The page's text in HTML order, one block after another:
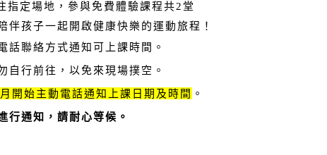
定場地，參與免費體驗課程共2堂
伴孩子一起開啟健康快樂的運動旅程！
聯絡方式通知可上課時間。
行前往，以免來現場撲空。
開始主動電話通知上課日期及時間 。
行通知，請耐心等候。